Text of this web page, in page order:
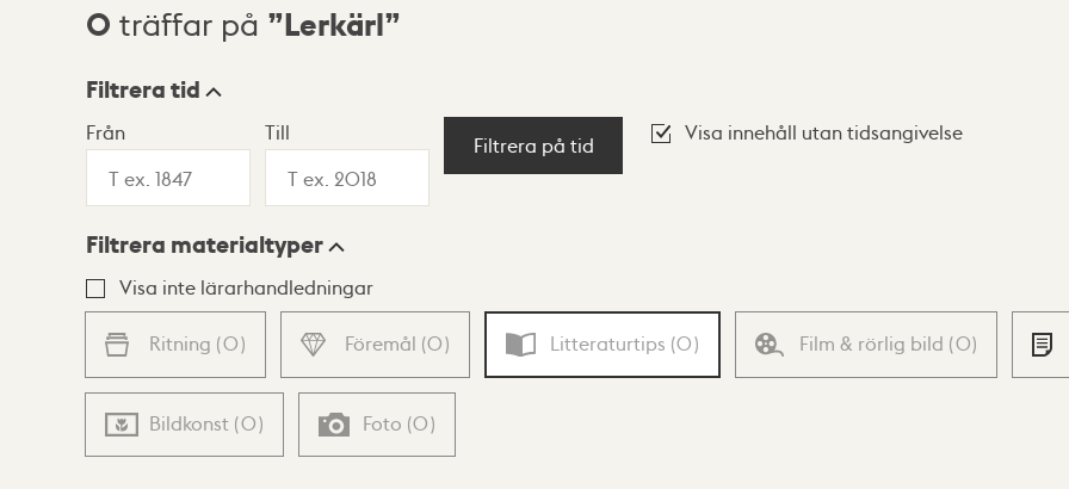
Sökresultat
0 träffar på Lerkärl
Visningsläge
Lista Karta
Filtrera tid
Från Till
Filtrera på tid
Visa innehåll utan tidsangivelse
Filtrera materialtyper
Visa inte lärarhandledningar
Ritning (0) Föremål (0) Litteraturtips (0) Film & rörlig bild (0)
Bildkonst (0) Foto (0)